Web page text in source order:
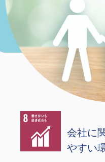
会社に
やすい